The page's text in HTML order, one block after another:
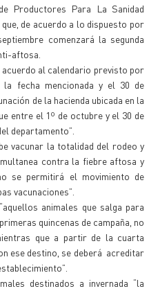
Productores Para La Sanidad
de acuerdo a lo dispuesto por
comenzará la segunda
aftosa.
acuerdo al calendario previsto por
fecha mencionada y el 30 de
de la hacienda ubicada en la
entre el 1º de octubre y el 30 de
departamento”.
vacunar la totalidad del rodeo y
contra la fiebre aftosa y
se permitirá el movimiento de
vacunaciones”.
animales que salga para
quincenas de campaña, no
que a partir de la cuarta
ese destino, se deberá acreditar
destinados a invernada “la